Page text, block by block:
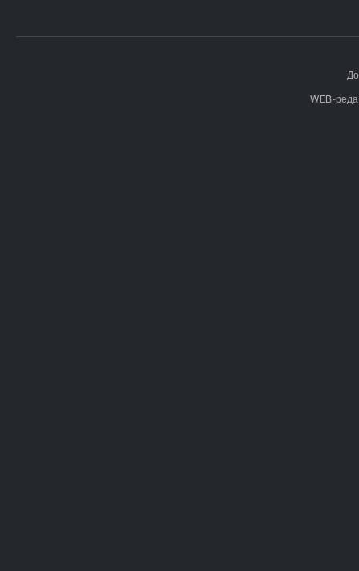
WEB-